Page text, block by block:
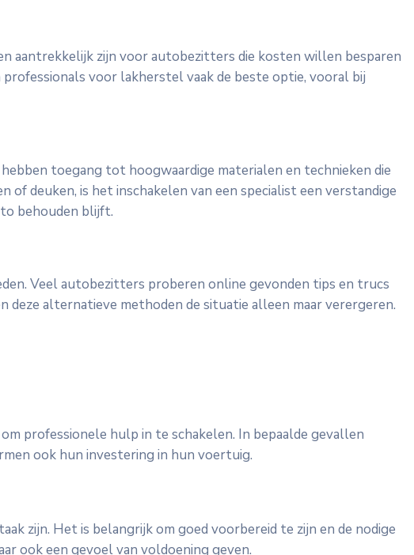
aantrekkelijk zijn voor autobezitters die kosten willen besparen
voor lakherstel vaak de beste optie, vooral bij
toegang tot hoogwaardige materialen en technieken die
of deuken, is het inschakelen van een specialist een verstandige
behouden blijft.
Veel autobezitters proberen online gevonden tips en trucs
deze alternatieve methoden de situatie alleen maar verergeren.
professionele hulp in te schakelen. In bepaalde gevallen
ook hun investering in hun voertuig.
zijn. Het is belangrijk om goed voorbereid te zijn en de nodige
ook een gevoel van voldoening geven.